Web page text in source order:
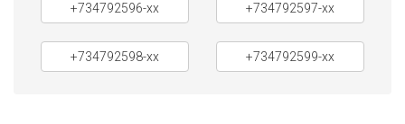
+734792596-xx +734792597-xx
+734792598-xx +734792599-xx